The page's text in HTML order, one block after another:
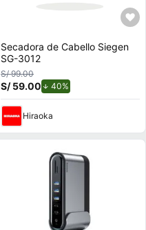
Secadora de Cabello Siegen
SG-3012
S/ 99.00
S/ 59.00 40%
Hiraoka